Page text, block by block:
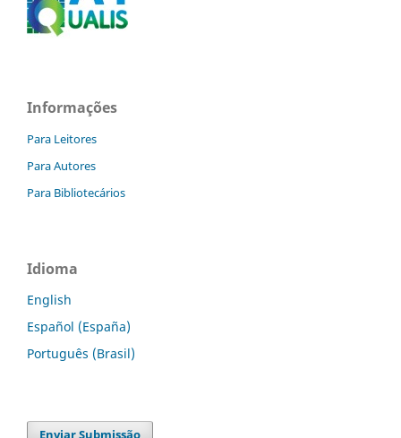
Informações
Para Leitores
Para Autores
Para Bibliotecários
Idioma
English
Español (España)
Português (Brasil)
Enviar Submissão